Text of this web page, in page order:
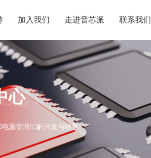
加入我们 走进音芯派 联系我们
心
源管理IC的开发与销售